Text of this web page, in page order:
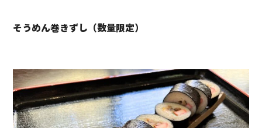
そうめん巻きずし（数量限定）